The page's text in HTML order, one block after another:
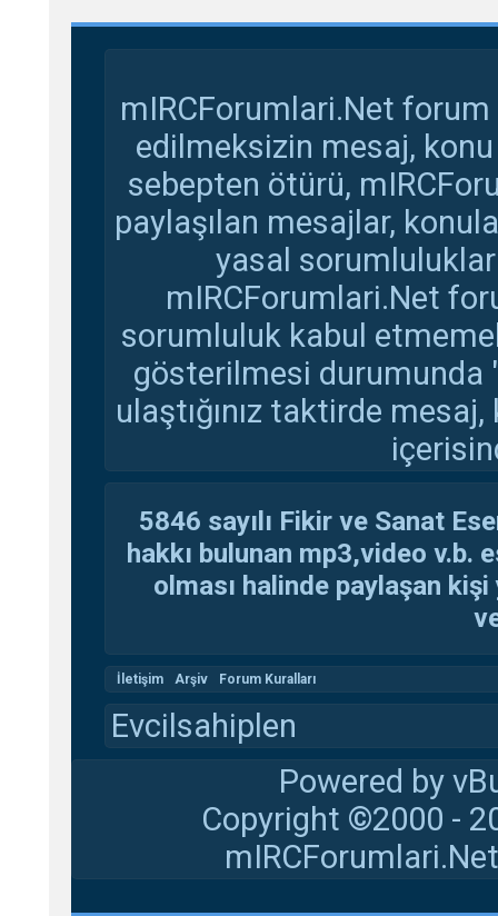
mIRCForumlari.Net
edilmeksizin mesaj,
sebepten ötürü,
paylaşılan mesajlar,
yasal
mIRCForumlari.Net
sorumluluk kabul
gösterilmesi durumunda
ulaştığınız taktirde
5846 sayılı Fikir ve Sanat
hakkı bulunan mp3,video v.b.
olması halinde paylaşan
İletişim Arşiv Forum Kuralları
Evcilsahiplen
Powered by
Copyright ©2000 -